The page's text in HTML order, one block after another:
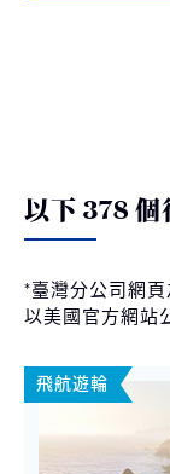
以下 378 個
*臺灣分公司網
以美國官方網站
飛航遊輪